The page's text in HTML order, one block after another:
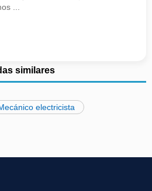
...
similares
electricista